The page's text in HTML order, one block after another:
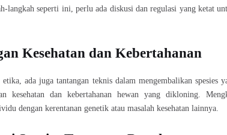
langkah seperti ini, perlu ada diskusi dan regulasi yang ketat
Kesehatan dan Kebertahanan
etika, ada juga tantangan teknis dalam mengembalikan spesies
kesehatan dan kebertahanan hewan yang dikloning.
dengan kerentanan genetik atau masalah kesehatan lainnya.